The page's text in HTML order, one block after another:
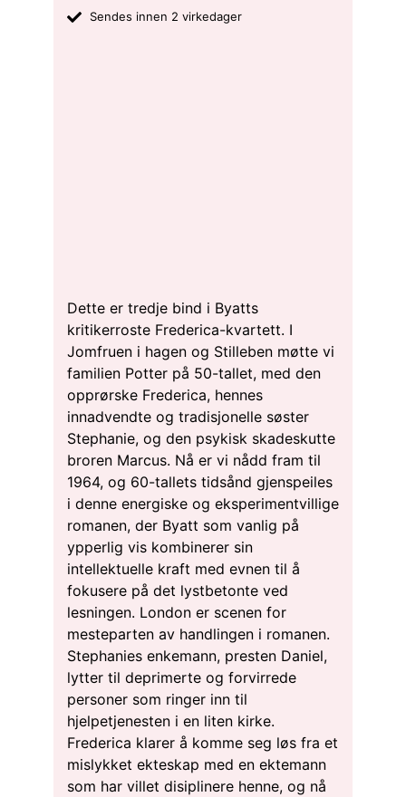
Sendes innen 2 virkedager
Dette er tredje bind i Byatts
kritikerroste Frederica-kvartett. I
Jomfruen i hagen og Stilleben møtte vi
familien Potter på 50-tallet, med den
opprørske Frederica, hennes
innadvendte og tradisjonelle søster
Stephanie, og den psykisk skadeskutte
broren Marcus. Nå er vi nådd fram til
1964, og 60-tallets tidsånd gjenspeiles
i denne energiske og eksperimentvillige
romanen, der Byatt som vanlig på
ypperlig vis kombinerer sin
intellektuelle kraft med evnen til å
fokusere på det lystbetonte ved
lesningen. London er scenen for
mesteparten av handlingen i romanen.
Stephanies enkemann, presten Daniel,
lytter til deprimerte og forvirrede
personer som ringer inn til
hjelpetjenesten i en liten kirke.
Frederica klarer å komme seg løs fra et
mislykket ekteskap med en ektemann
som har villet disiplinere henne, og nå